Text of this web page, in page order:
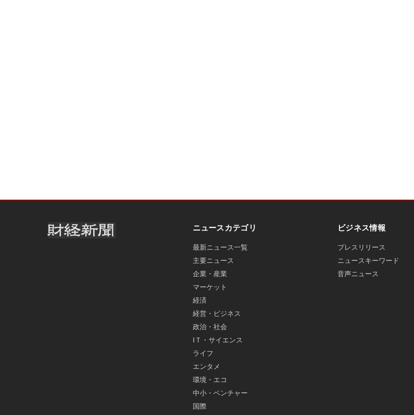
ニュースカテゴリ
最新ニュース一覧
主要ニュース
企業・産業
マーケット
経済
経営・ビジネス
政治・社会
IＴ・サイエンス
ライフ
エンタメ
環境・エコ
中小・ベンチャー
国際
ビジネス情報
プレスリリース
ニュースキーワード
音声ニュース